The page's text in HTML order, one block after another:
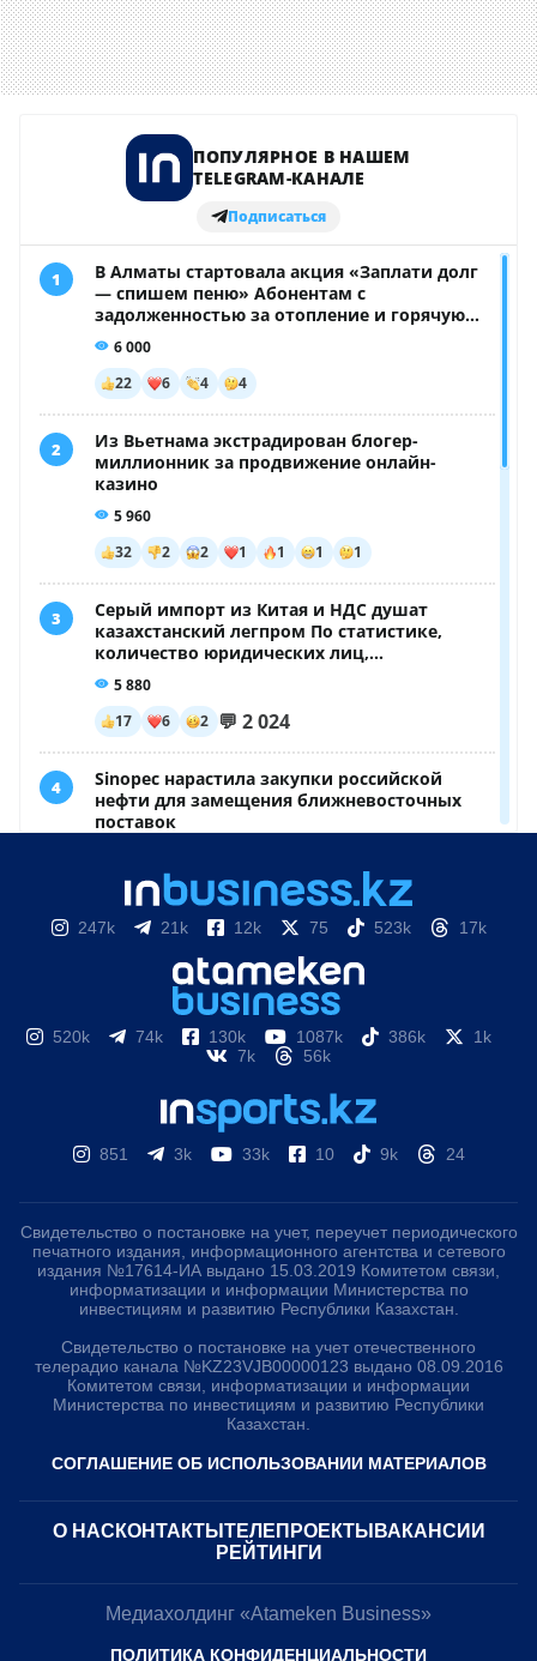
247k 21k 12k 75 523k 17k
520k 74k 130k 1087k 386k
1k
7k
56k
851 3k 33k 10 9k 24
Свидетельство о постановке на учет, переучет периодического
печатного издания, информационного агентства и сетевого
издания №17614-ИА выдано 15.03.2019 Комитетом связи,
информатизации и информации Министерства по
инвестициям и развитию Республики Казахстан.
Свидетельство о постановке на учет отечественного
телерадио канала №KZ23VJB00000123 выдано 08.09.2016
Комитетом связи, информатизации и информации
Министерства по инвестициям и развитию Республики
Казахстан.
СОГЛАШЕНИЕ ОБ ИСПОЛЬЗОВАНИИ МАТЕРИАЛОВ
О НАС КОНТАКТЫ ТЕЛЕПРОЕКТЫ ВАКАНСИИ
РЕЙТИНГИ
Медиахолдинг «Atameken Business»
ПОЛИТИКА КОНФИДЕНЦИАЛЬНОСТИ